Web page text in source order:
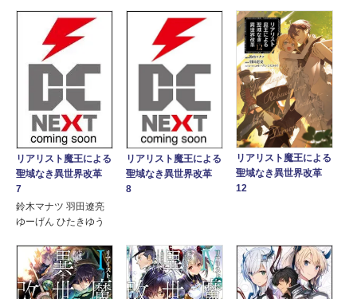
リアリスト魔王による
聖域なき異世界改革
7
鈴木マナツ 羽田遼亮
ゆーげん ひたきゆう
リアリスト魔王による
聖域なき異世界改革
8
リアリスト魔王による
聖域なき異世界改革
12